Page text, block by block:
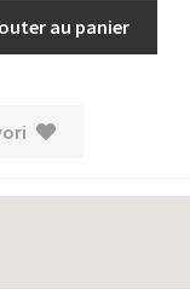
au panier